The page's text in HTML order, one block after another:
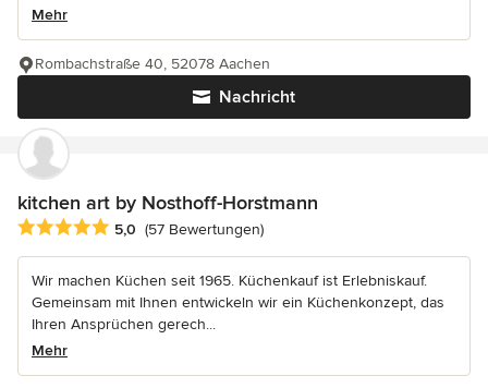
Mehr
Nachricht
Rombachstraße 40, 52078 Aachen
kitchen art by Nosthoff-Horstmann
Durchschnittliche Bewertung: 5 von 5 Sternen
5,0 (57 Bewertungen)
Wir machen Küchen seit 1965. Küchenkauf ist Erlebniskauf.
Gemeinsam mit Ihnen entwickeln wir ein Küchenkonzept, das
Ihren Ansprüchen gerech...
Mehr